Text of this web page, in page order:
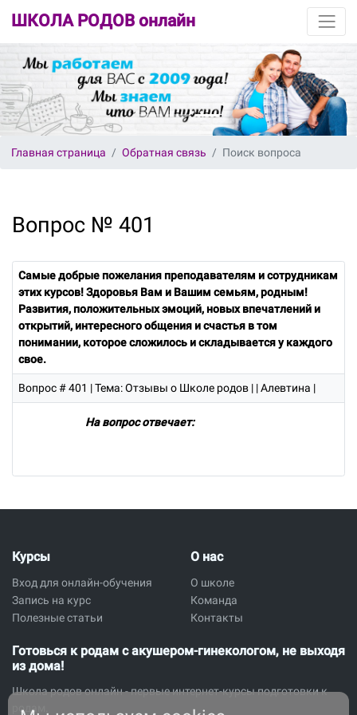
ШКОЛА РОДОВ онлайн
Главная страница Обратная связь Поиск вопроса
Вопрос № 401
Самые добрые пожелания преподавателям и сотрудникам
этих курсов! Здоровья Вам и Вашим семьям, родным!
Развития, положительных эмоций, новых впечатлений и
открытий, интересного общения и счастья в том
понимании, которое сложилось и складывается у каждого
свое.
Вопрос # 401 | Тема: Отзывы о Школе родов | | Алевтина |
На вопрос отвечает:
Курсы
Вход для онлайн-обучения
Запись на курс
Полезные статьи
О нас
О школе
Команда
Контакты
Готовься к родам с акушером-гинекологом, не выходя
из дома!
Школа родов онлайн - первые интернет-курсы подготовки к
родам.